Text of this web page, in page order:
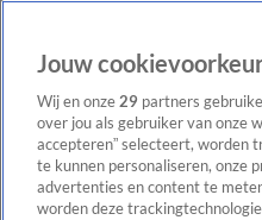
Jouw
Wij en onze 29 partners
over jou als gebruiker van onze
accepteren” selecteert, worden
te kunnen personaliseren, onze
advertenties en content te
worden deze